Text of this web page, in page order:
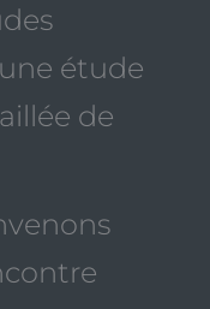
étude
de